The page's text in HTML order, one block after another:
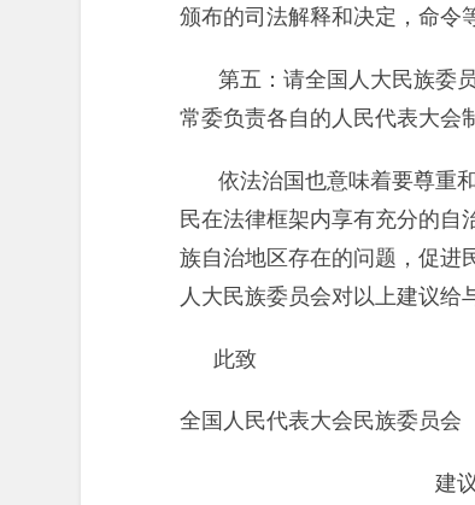
颁布的司法解释和决定，命令
第五：请全国人大民族委
常委负责各自的人民代表大会
依法治国也意味着要尊重
民在法律框架内享有充分的自
族自治地区存在的问题，促进
人大民族委员会对以上建议给
此致
全国人民代表大会民族委员会
建议人